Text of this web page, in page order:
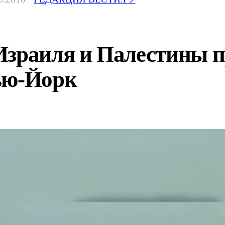
и Палестины
Йорк